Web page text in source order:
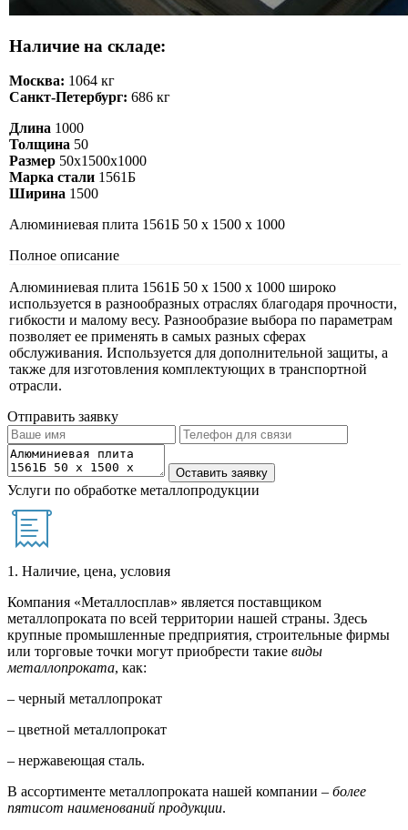
Наличие на складе:
Москва: 1064 кг
Санкт-Петербург: 686 кг
Длина 1000
Толщина 50
Размер 50х1500х1000
Марка стали 1561Б
Ширина 1500
Алюминиевая плита 1561Б 50 х 1500 х 1000
Полное описание
Алюминиевая плита 1561Б 50 х 1500 х 1000 широко
используется в разнообразных отраслях благодаря прочности,
гибкости и малому весу. Разнообразие выбора по параметрам
позволяет ее применять в самых разных сферах
обслуживания. Используется для дополнительной защиты, а
также для изготовления комплектующих в транспортной
отрасли.
Отправить заявку
Услуги по обработке металлопродукции
1. Наличие, цена, условия
Компания «Металлосплав» является поставщиком
металлопроката по всей территории нашей страны. Здесь
крупные промышленные предприятия, строительные фирмы
или торговые точки могут приобрести такие виды
металлопроката, как:
– черный металлопрокат
– цветной металлопрокат
– нержавеющая сталь.
В ассортименте металлопроката нашей компании – более
пятисот наименований продукции.